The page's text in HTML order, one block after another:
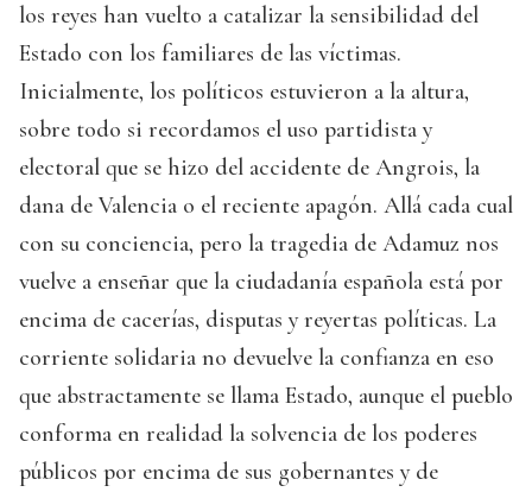
los reyes han vuelto a catalizar la sensibilidad del
Estado con los familiares de las víctimas.
Inicialmente, los políticos estuvieron a la altura,
sobre todo si recordamos el uso partidista y
electoral que se hizo del accidente de Angrois, la
dana de Valencia o el reciente apagón. Allá cada cual
con su conciencia, pero la tragedia de Adamuz nos
vuelve a enseñar que la ciudadanía española está por
encima de cacerías, disputas y reyertas políticas. La
corriente solidaria no devuelve la confianza en eso
que abstractamente se llama Estado, aunque el pueblo
conforma en realidad la solvencia de los poderes
públicos por encima de sus gobernantes y de